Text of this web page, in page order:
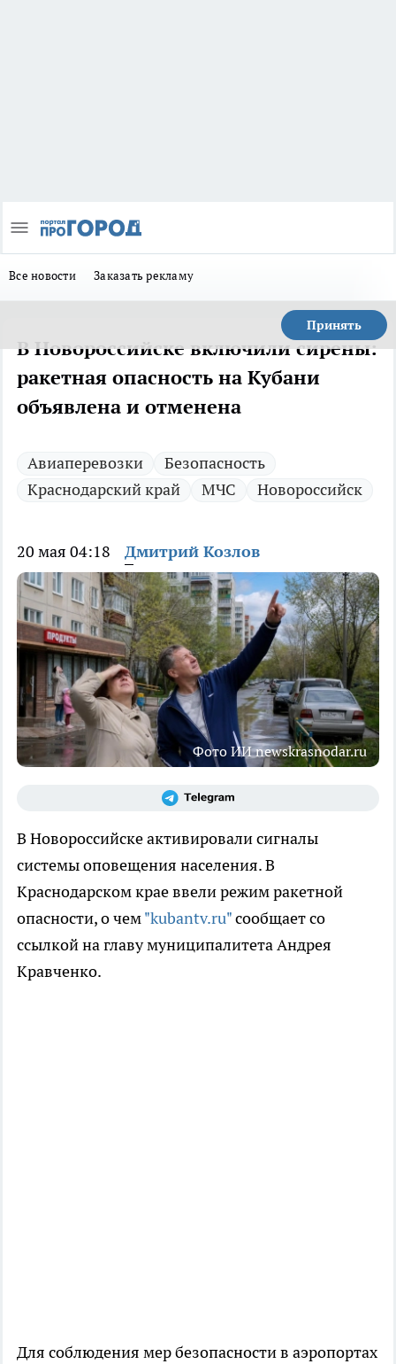
Все новости Заказать рекламу
Принять
В Новороссийске включили сирены:
ракетная опасность на Кубани
объявлена и отменена
Авиаперевозки
Безопасность
Краснодарский край
МЧС Новороссийск
20 мая 04:18 Дмитрий Козлов
Фото ИИ newskrasnodar.ru
В Новороссийске активировали сигналы
системы оповещения населения. В
Краснодарском крае ввели режим ракетной
опасности, о чем"kubantv.ru"сообщает со
ссылкой на главу муниципалитета Андрея
Кравченко.
Для соблюдения мер безопасности в аэропортах